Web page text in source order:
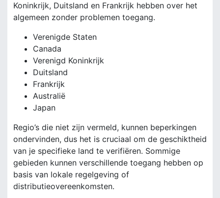
Koninkrijk, Duitsland en Frankrijk hebben over het
algemeen zonder problemen toegang.
Verenigde Staten
Canada
Verenigd Koninkrijk
Duitsland
Frankrijk
Australië
Japan
Regio’s die niet zijn vermeld, kunnen beperkingen
ondervinden, dus het is cruciaal om de geschiktheid
van je specifieke land te verifiëren. Sommige
gebieden kunnen verschillende toegang hebben op
basis van lokale regelgeving of
distributieovereenkomsten.